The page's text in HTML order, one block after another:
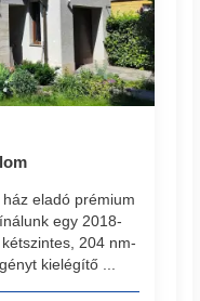
eladó prémium
egy 2018-
204 nm-
kielégítő ...